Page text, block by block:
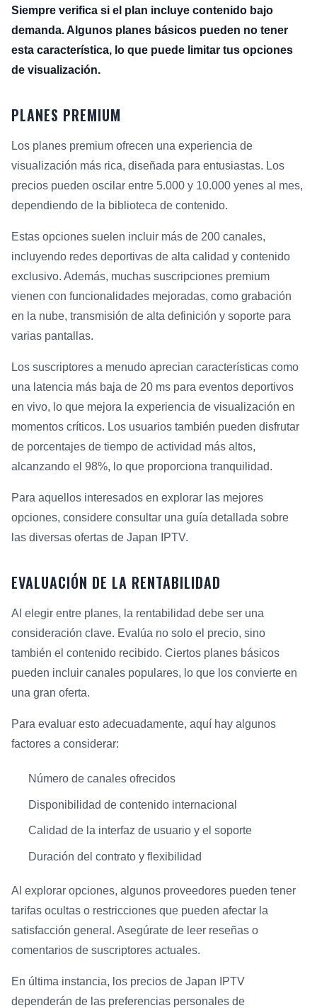
Siempre verifica si el plan incluye contenido bajo
demanda. Algunos planes básicos pueden no tener
esta característica, lo que puede limitar tus opciones
de visualización.
PLANES PREMIUM
Los planes premium ofrecen una experiencia de
visualización más rica, diseñada para entusiastas. Los
precios pueden oscilar entre 5.000 y 10.000 yenes al mes,
dependiendo de la biblioteca de contenido.
Estas opciones suelen incluir más de 200 canales,
incluyendo redes deportivas de alta calidad y contenido
exclusivo. Además, muchas suscripciones premium
vienen con funcionalidades mejoradas, como grabación
en la nube, transmisión de alta definición y soporte para
varias pantallas.
Los suscriptores a menudo aprecian características como
una latencia más baja de 20 ms para eventos deportivos
en vivo, lo que mejora la experiencia de visualización en
momentos críticos. Los usuarios también pueden disfrutar
de porcentajes de tiempo de actividad más altos,
alcanzando el 98%, lo que proporciona tranquilidad.
Para aquellos interesados en explorar las mejores
opciones, considere consultar una guía detallada sobre
las diversas ofertas de Japan IPTV.
EVALUACIÓN DE LA RENTABILIDAD
Al elegir entre planes, la rentabilidad debe ser una
consideración clave. Evalúa no solo el precio, sino
también el contenido recibido. Ciertos planes básicos
pueden incluir canales populares, lo que los convierte en
una gran oferta.
Para evaluar esto adecuadamente, aquí hay algunos
factores a considerar:
Número de canales ofrecidos
Disponibilidad de contenido internacional
Calidad de la interfaz de usuario y el soporte
Duración del contrato y flexibilidad
Al explorar opciones, algunos proveedores pueden tener
tarifas ocultas o restricciones que pueden afectar la
satisfacción general. Asegúrate de leer reseñas o
comentarios de suscriptores actuales.
En última instancia, los precios de Japan IPTV
dependerán de las preferencias personales de